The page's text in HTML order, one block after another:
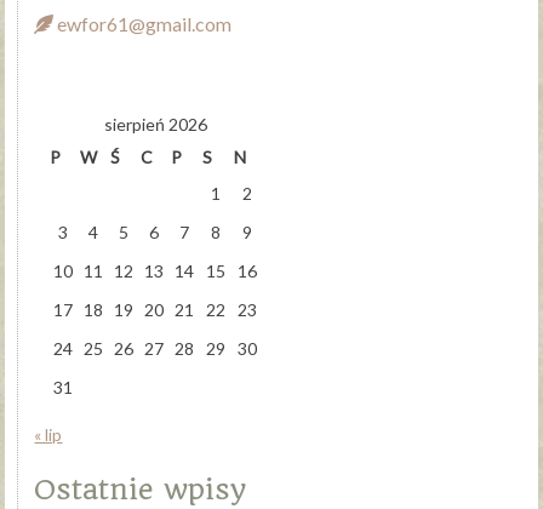
ewfor61@gmail.com
sierpień 2026
P
W Ś C P S
N
1
2
3
4 5 6 7 8
9
10 11 12 13 14 15
16
17 18 19 20 21 22
23
24 25 26 27 28 29
30
31
« lip
Ostatnie wpisy